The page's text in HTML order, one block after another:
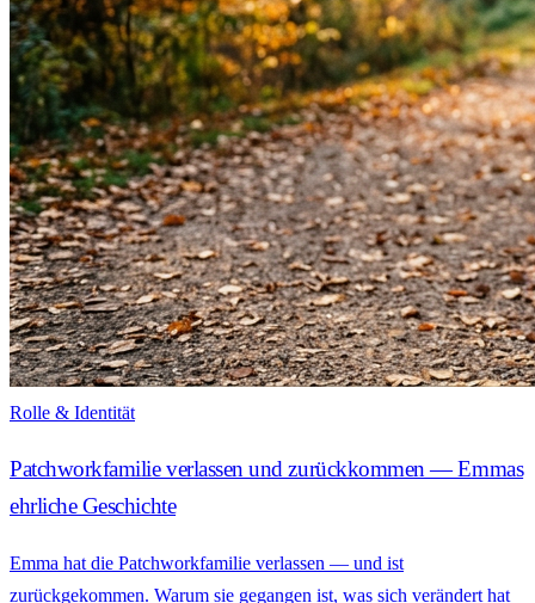
Rolle & Identität
Patchworkfamilie verlassen und zurückkommen — Emmas
ehrliche Geschichte
Emma hat die Patchworkfamilie verlassen — und ist
zurückgekommen. Warum sie gegangen ist, was sich verändert hat